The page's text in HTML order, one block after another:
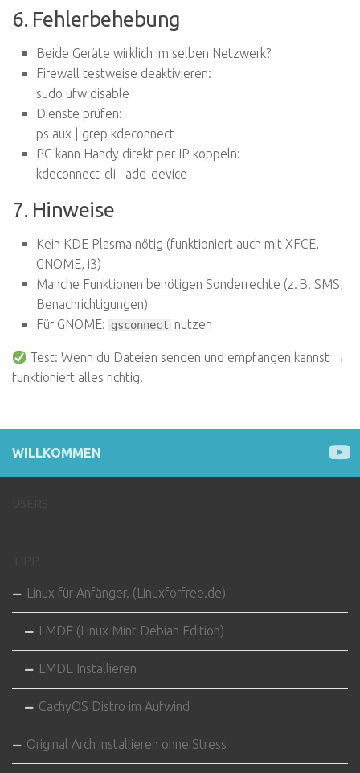
6. Fehlerbehebung
Beide Geräte wirklich im selben Netzwerk?
Firewall testweise deaktivieren:
sudo ufw disable
Dienste prüfen:
ps aux | grep kdeconnect
PC kann Handy direkt per IP koppeln:
kdeconnect-cli –add-device
7. Hinweise
Kein KDE Plasma nötig (funktioniert auch mit XFCE,
GNOME, i3)
Manche Funktionen benötigen Sonderrechte (z. B. SMS,
Benachrichtigungen)
Für GNOME: gsconnect nutzen
Test: Wenn du Dateien senden und empfangen kannst →
funktioniert alles richtig!
WILLKOMMEN
Linux für Anfänger. (Linuxforfree.de)
LMDE (Linux Mint Debian Edition)
LMDE Installieren
CachyOS Distro im Aufwind
Original Arch installieren ohne Stress